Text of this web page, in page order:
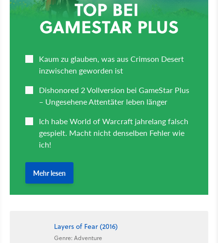
Layers of Fear (2016)
Genre: Adventure